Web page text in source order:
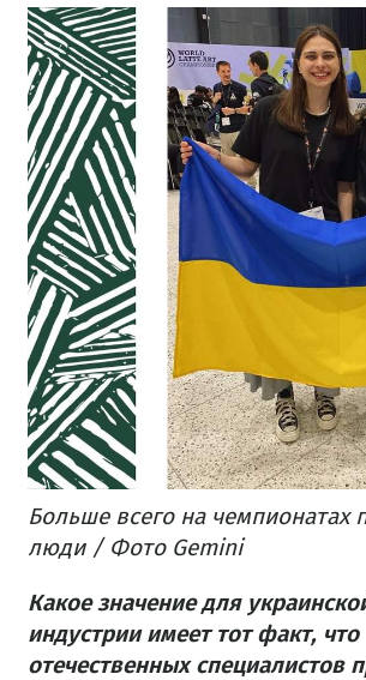
Больше всего на чемпионатах
люди / Фото Gemini
Какое значение для
индустрии имеет тот факт, что
отечественных специалистов